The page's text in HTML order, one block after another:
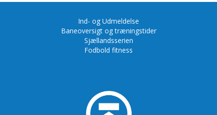
Ind- og Udmeldelse
Baneoversigt og træningstider
Sjællandsserien
Fodbold fitness